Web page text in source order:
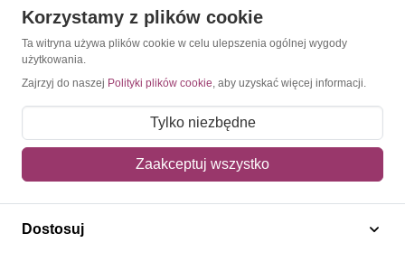
Konto
Moje konto
Moje zamówienia
Mój koszyk
Adres dostawy
Polecamy
Korzystamy z plików cookie
Ta witryna używa plików cookie w celu ulepszenia ogólnej wygody
użytkowania.
Zajrzyj do naszej Polityki plików cookie, aby uzyskać więcej informacji.
Tylko niezbędne
Zaakceptuj wszystko
Dostosuj